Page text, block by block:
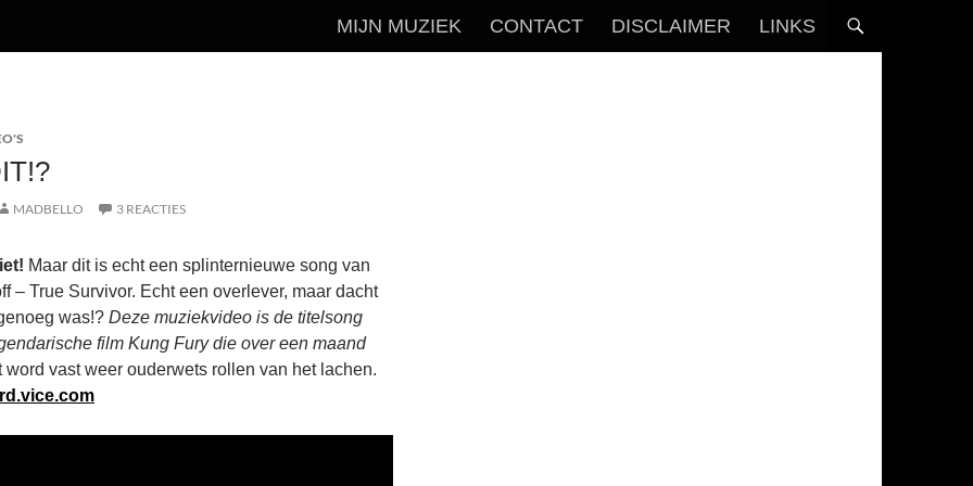
MIJN MUZIEK CONTACT DISCLAIMER LINKS
MADBELLO 3 REACTIES
Maar dit is echt een splinternieuwe song van
– True Survivor. Echt een overlever, maar dacht
was!? Deze muziekvideo is de titelsong
film Kung Fury die over een maand
word vast weer ouderwets rollen van het lachen.